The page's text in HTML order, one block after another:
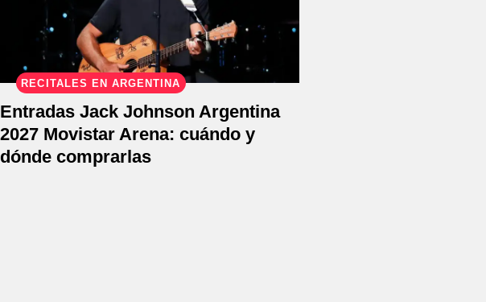
RECITALES EN ARGENTINA
Entradas Jack Johnson Argentina
2027 Movistar Arena: cuándo y
dónde comprarlas